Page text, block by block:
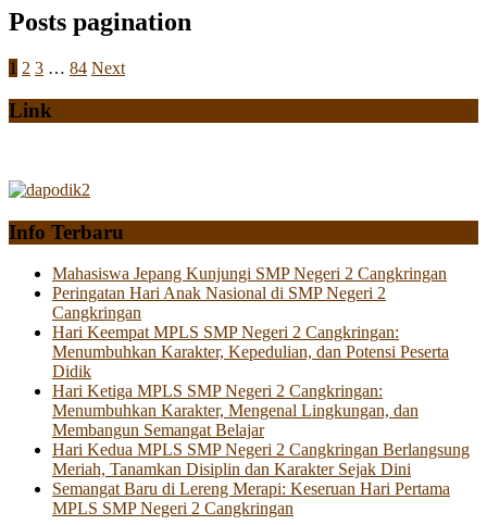
Posts pagination
1 2 3 … 84 Next
Link
Info Terbaru
Mahasiswa Jepang Kunjungi SMP Negeri 2 Cangkringan
Peringatan Hari Anak Nasional di SMP Negeri 2
Cangkringan
Hari Keempat MPLS SMP Negeri 2 Cangkringan:
Menumbuhkan Karakter, Kepedulian, dan Potensi Peserta
Didik
Hari Ketiga MPLS SMP Negeri 2 Cangkringan:
Menumbuhkan Karakter, Mengenal Lingkungan, dan
Membangun Semangat Belajar
Hari Kedua MPLS SMP Negeri 2 Cangkringan Berlangsung
Meriah, Tanamkan Disiplin dan Karakter Sejak Dini
Semangat Baru di Lereng Merapi: Keseruan Hari Pertama
MPLS SMP Negeri 2 Cangkringan